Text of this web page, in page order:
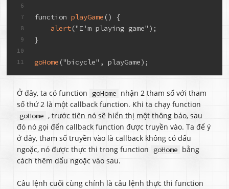
6
7
8
9
10
11
function playGame () {
alert("I'm playing game");
}
goHome ("bicycle", playGame);
Ở đây, ta có function goHome nhận 2 tham số với tham
số thứ 2 là một callback function. Khi ta chạy function
goHome , trước tiên nó sẽ hiển thị một thông báo, sau
đó nó gọi đến callback function được truyền vào. Ta để ý
ở đây, tham số truyền vào là callback không có dấu
ngoặc, nó được thực thi trong function goHome bằng
cách thêm dấu ngoặc vào sau.
Câu lệnh cuối cùng chính là câu lệnh thực thi function